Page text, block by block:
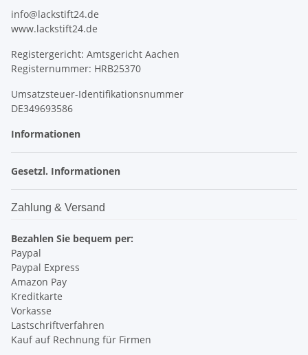
info@lackstift24.de
www.lackstift24.de
Registergericht: Amtsgericht Aachen
Registernummer: HRB25370
Umsatzsteuer-Identifikationsnummer
DE349693586
Informationen
Gesetzl. Informationen
Zahlung & Versand
Bezahlen Sie bequem per:
Paypal
Paypal Express
Amazon Pay
Kreditkarte
Vorkasse
Lastschriftverfahren
Kauf auf Rechnung für Firmen